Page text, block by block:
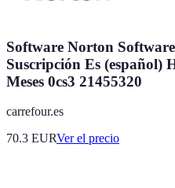
Software Norton
Suscripción Es (español)
Meses 0cs3 21455320
carrefour.es
70.3 EURVer el precio